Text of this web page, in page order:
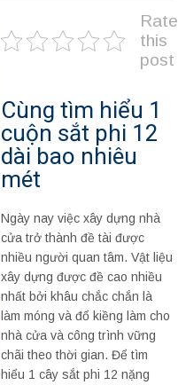
Rate
this
post
Cùng tìm hiểu 1
cuộn sắt phi 12
dài bao nhiêu
mét
Ngày nay việc xây dựng nhà
cửa trở thành đề tài được
nhiều người quan tâm. Vật liệu
xây dựng được đề cao nhiều
nhất bởi khâu chắc chắn là
làm móng và đổ kiềng làm cho
nhà cửa và công trình vững
chãi theo thời gian. Để tìm
hiểu 1 cây sắt phi 12 nặng